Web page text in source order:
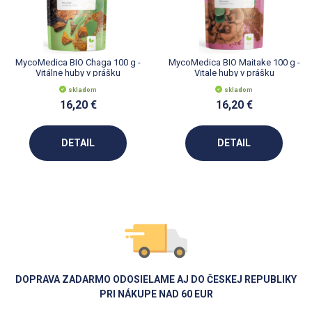
MycoMedica BIO Chaga 100 g -
Vitálne huby v prášku
skladom
16,20 €
DETAIL
MycoMedica BIO Maitake 100 g -
Vitale huby v prášku
skladom
16,20 €
DETAIL
DOPRAVA ZADARMO ODOSIELAME AJ DO ČESKEJ REPUBLIKY
PRI NÁKUPE NAD 60 EUR